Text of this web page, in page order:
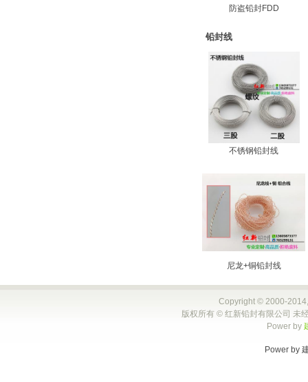
防盗铅封FDD
铅封线
不锈钢铅封线
尼龙+铜铅封线
Copyright © 2000-
版权所有 © 红新铅封有限公司 未
Power by
Power by